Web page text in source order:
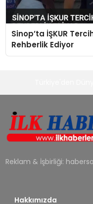
Sinop’ta İŞKUR
Rehberlik Ediyor
Reklam & İşbirliği:
Hakkımızda